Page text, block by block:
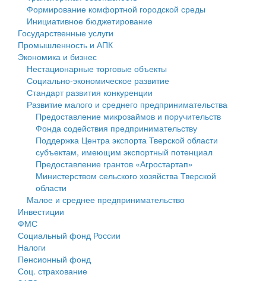
Государственные услуги
Промышленность и АПК
Экономика и бизнес
Символика
Устав
Гостям округа
Туризм
Культура
Образование
Здравоохранение
Социальная защита
Фотоальбом
муниципального округа Тверской области
Администрация Кашинского муниципального округа
Тверской области
Управление сельскими территориями
Открытые данные
Работа с обращениями граждан
Муниципальный контроль
Муниципальные услуги
Проекты административных регламентов
Антимонопольный комплаенс
Противодействие коррупции
Финансовое управление
Бюджет для граждан
Имущество
Выявление правообладателей ранее учтенных
объектов недвижимости
Имущественная поддержка субъектов малого и
среднего предпринимательства
Информационная поддержка субъектов малого и
среднего предпринимательства
Муниципальные программы
Контрольно-счетная палата
Формирование комфортной городской среды
Инициативное бюджетирование
Государственные услуги
Промышленность и АПК
Экономика и бизнес
Нестационарные торговые объекты
Социально-экономическое развитие
Стандарт развития конкуренции
Развитие малого и среднего предпринимательства
Предоставление микрозаймов и поручительств
Фонда содействия предпринимательству
Поддержка Центра экспорта Тверской области
субъектам, имеющим экспортный потенциал
Предоставление грантов «Агростартап»
Министерством сельского хозяйства Тверской
области
Малое и среднее предпринимательство
Инвестиции
ФМС
Социальный фонд России
Налоги
Пенсионный фонд
Соц. страхование